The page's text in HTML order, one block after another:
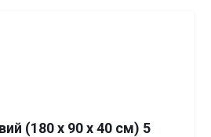
(180 х 90 х 40 см) 5